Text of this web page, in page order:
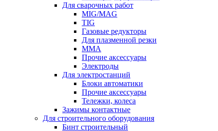
Для сварочных работ
MIG/MAG
TIG
Газовые редукторы
Для плазменной резки
ММА
Прочие аксессуары
Электроды
Для электростанций
Блоки автоматики
Прочие аксессуары
Тележки, колеса
Зажимы контактные
Для строительного оборудования
Бинт строительный